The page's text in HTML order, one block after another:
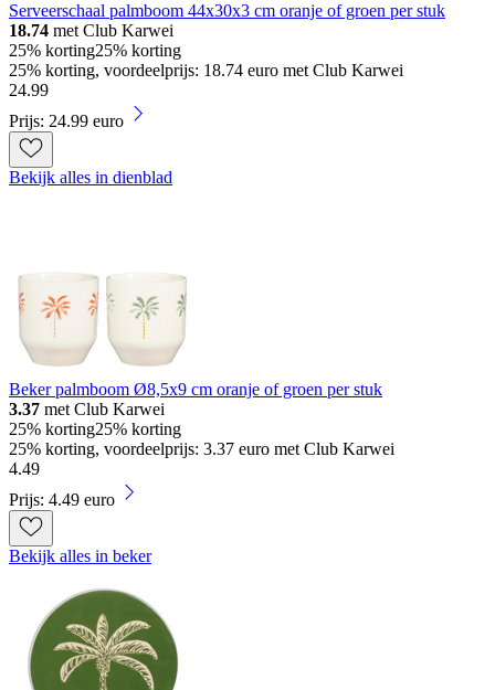
Serveerschaal palmboom 44x30x3 cm oranje of groen per stuk
18.74 met Club Karwei
25% korting25% korting
25% korting, voordeelprijs: 18.74 euro met Club Karwei
24.99
Prijs: 24.99 euro
Bekijk alles in dienblad
Beker palmboom Ø8,5x9 cm oranje of groen per stuk
3.37 met Club Karwei
25% korting25% korting
25% korting, voordeelprijs: 3.37 euro met Club Karwei
4.49
Prijs: 4.49 euro
Bekijk alles in beker